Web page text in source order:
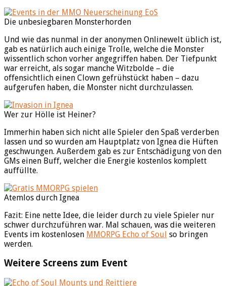
Die unbesiegbaren Monsterhorden
Und wie das nunmal in der anonymen Onlinewelt üblich ist,
gab es natürlich auch einige Trolle, welche die Monster
wissentlich schon vorher angegriffen haben. Der Tiefpunkt
war erreicht, als sogar manche Witzbolde – die
offensichtlich einen Clown gefrühstückt haben – dazu
aufgerufen haben, die Monster nicht durchzulassen.
Wer zur Hölle ist Heiner?
Immerhin haben sich nicht alle Spieler den Spaß verderben
lassen und so wurden am Hauptplatz von Ignea die Hüften
geschwungen. Außerdem gab es zur Entschädigung von den
GMs einen Buff, welcher die Energie kostenlos komplett
auffüllte.
Atemlos durch Ignea
Fazit: Eine nette Idee, die leider durch zu viele Spieler nur
schwer durchzuführen war. Mal schauen, was die weiteren
Events im kostenlosen MMORPG Echo of Soul so bringen
werden.
Weitere Screens zum Event